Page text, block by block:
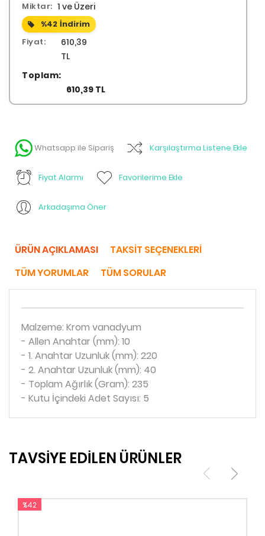
Miktar: 1 ve Üzeri
%42 İndirim
Fiyat:
610,39
TL
Toplam:
610,39 TL
Whatsapp ile Sipariş Karşılaştırma Listene Ekle
Fiyat Alarmı Favorilerime Ekle
Arkadaşıma Öner
ÜRÜN AÇIKLAMASI
TAKSIT SEÇENEKLERI
TÜM YORUMLAR
TÜM SORULAR
Malzeme: Krom vanadyum
- Allen Anahtar (mm): 10
- 1. Anahtar Uzunluk (mm): 220
- 2. Anahtar Uzunluk (mm): 40
- Toplam Ağırlık (Gram): 235
- Kutu İçindeki Adet Sayısı: 5
TAVSİYE EDİLEN ÜRÜNLER
%42